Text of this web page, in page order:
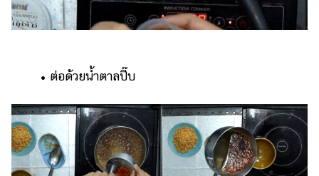
• ต่อด้วยน้ำตาลปี๊บ